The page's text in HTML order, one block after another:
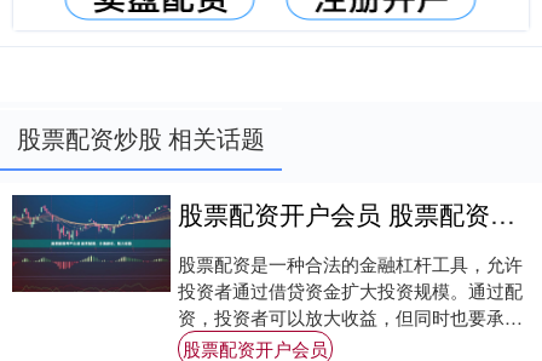
股票配资炒股 相关话题
股票配资开户会员 股票配资：合法途径，放大收益
股票配资是一种合法的金融杠杆工具，允许
投资者通过借贷资金扩大投资规模。通过配
资，投资者可以放大收益，但同时也要承担
更高的风险。 1. 监管合规：查看该公司是否
股票配资开户会员